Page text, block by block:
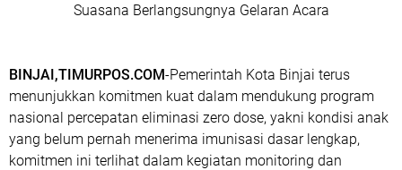
Suasana Berlangsungnya Gelaran Acara
BINJAI,TIMURPOS.COM-Pemerintah Kota Binjai terus
menunjukkan komitmen kuat dalam mendukung program
nasional percepatan eliminasi zero dose, yakni kondisi anak
yang belum pernah menerima imunisasi dasar lengkap,
komitmen ini terlihat dalam kegiatan monitoring dan